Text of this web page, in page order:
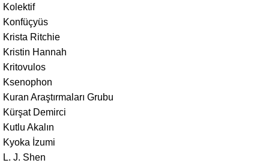
Kolektif
Konfüçyüs
Krista Ritchie
Kristin Hannah
Kritovulos
Ksenophon
Kuran Araştırmaları Grubu
Kürşat Demirci
Kutlu Akalın
Kyoka İzumi
L. J. Shen